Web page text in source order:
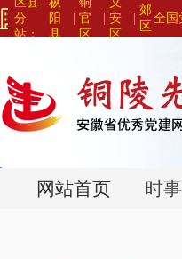
分
站：
阳
县
官
区
|安
区
|
郊
区
全国
网站首页 时